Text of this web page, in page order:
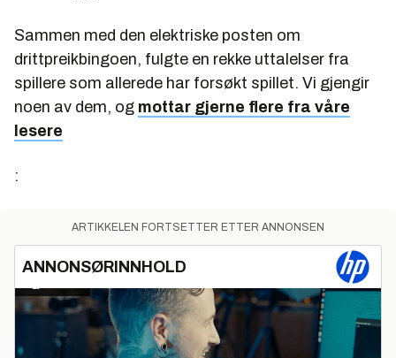
Sammen med den elektriske posten om
drittpreikbingoen, fulgte en rekke uttalelser fra
spillere som allerede har forsøkt spillet. Vi gjengir
noen av dem, og mottar gjerne flere fra våre
lesere
:
ARTIKKELEN FORTSETTER ETTER ANNONSEN
ANNONSØRINNHOLD